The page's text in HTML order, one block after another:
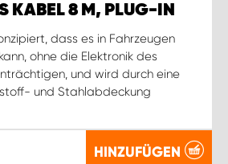
KABEL 8 M, PLUG-IN
dass es in Fahrzeugen
ohne die Elektronik des
und wird durch eine
und Stahlabdeckung
HINZUFÜGEN